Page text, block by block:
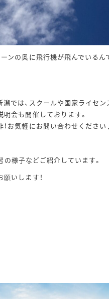
ンの奥に飛行機が飛んでいるん
潟では、スクールや国家ライセン
会も開催しております。
！お気軽にお問い合わせくださ
の様子などご紹介しています。
いします！